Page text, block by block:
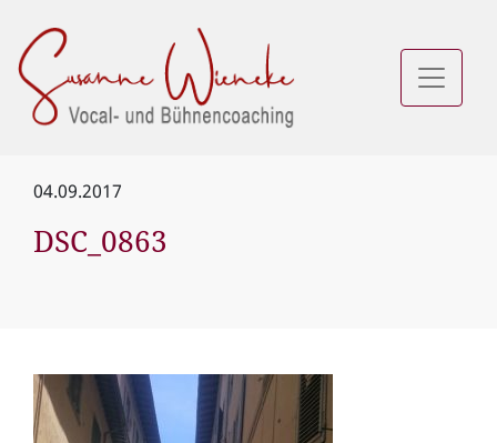
04.09.2017
DSC_0863